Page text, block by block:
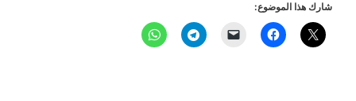
شارك هذا الموضوع: